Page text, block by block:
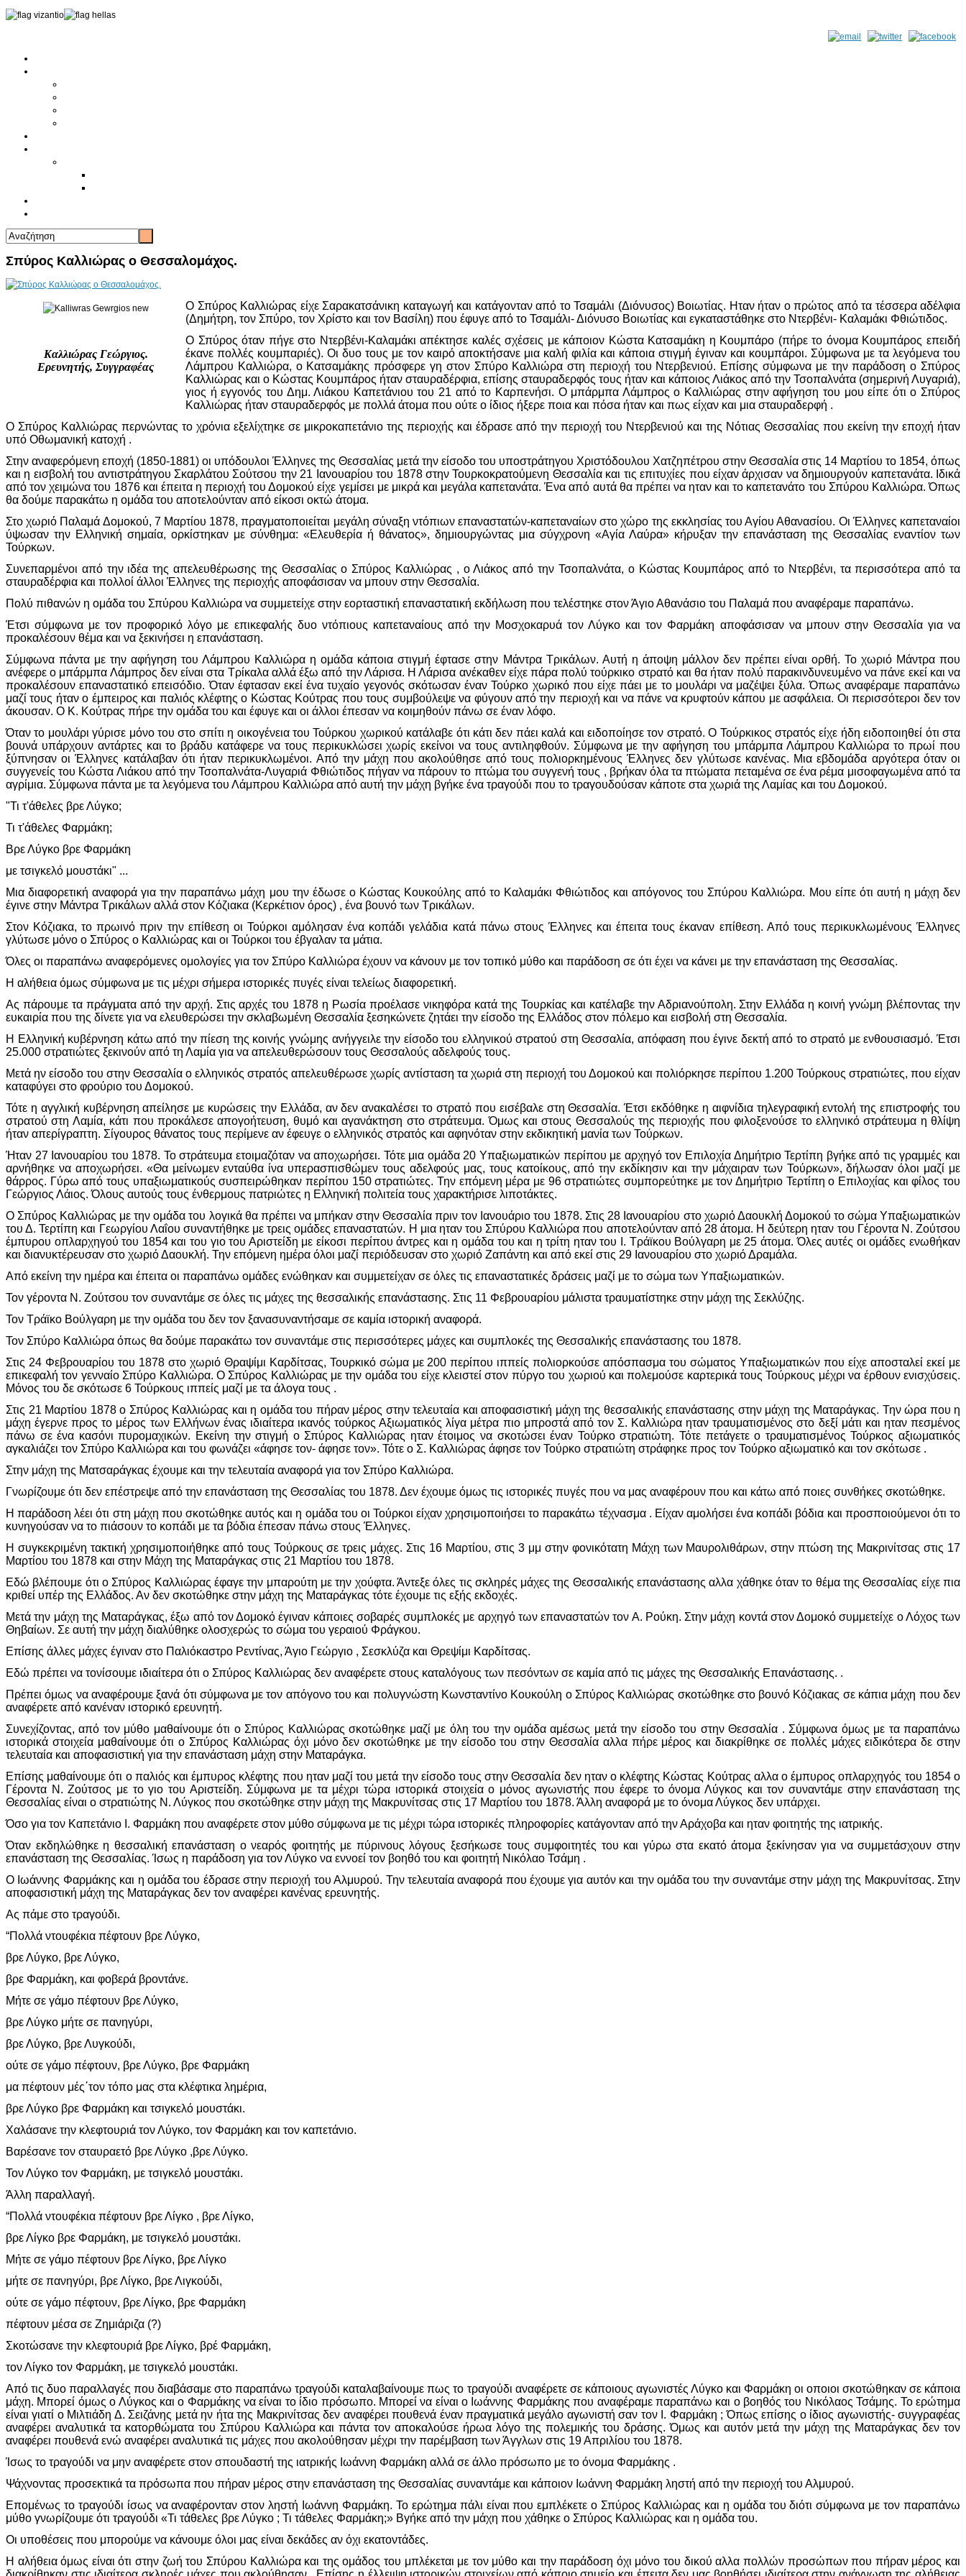
Σπύρος Καλλιώρας ο Θεσσαλομάχος.
Καλλιώρας Γεώργιος.
Ερευνητής, Συγγραφέας
Ο Σπύρος Καλλιώρας είχε Σαρακατσάνικη καταγωγή και κατάγονταν από το Τσαμάλι (Διόνυσος) Βοιωτίας. Ηταν ήταν ο πρώτος από τα τέσσερα αδέλφια
(Δημήτρη, τον Σπύρο, τον Χρίστο και τον Βασίλη) που έφυγε από το Τσαμάλι- Διόνυσο Βοιωτίας και εγκαταστάθηκε στο Ντερβένι- Καλαμάκι Φθιώτιδος.
Ο Σπύρος όταν πήγε στο Ντερβένι-Καλαμάκι απέκτησε καλές σχέσεις με κάποιον Κώστα Κατσαμάκη η Κουμπάρο (πήρε το όνομα Κουμπάρος επειδή
έκανε πολλές κουμπαριές). Οι δυο τους με τον καιρό αποκτήσανε μια καλή φιλία και κάποια στιγμή έγιναν και κουμπάροι. Σύμφωνα με τα λεγόμενα του
Λάμπρου Καλλιώρα, ο Κατσαμάκης πρόσφερε γη στον Σπύρο Καλλιώρα στη περιοχή του Ντερβενιού. Επίσης σύμφωνα με την παράδοση ο Σπύρος
Καλλιώρας και ο Κώστας Κουμπάρος ήταν σταυραδέρφια, επίσης σταυραδερφός τους ήταν και κάποιος Λιάκος από την Τσοπαλνάτα (σημερινή Λυγαριά),
γιος ή εγγονός του Δημ. Λιάκου Καπετάνιου του 21 από το Καρπενήσι. Ο μπάρμπα Λάμπρος ο Καλλιώρας στην αφήγηση του μου είπε ότι ο Σπύρος
Καλλιώρας ήταν σταυραδερφός με πολλά άτομα που ούτε ο ίδιος ήξερε ποια και πόσα ήταν και πως είχαν και μια σταυραδερφή .
Ο Σπύρος Καλλιώρας περνώντας το χρόνια εξελίχτηκε σε μικροκαπετάνιο της περιοχής και έδρασε από την περιοχή του Ντερβενιού και της Νότιας Θεσσαλίας που εκείνη την εποχή ήταν
υπό Οθωμανική κατοχή .
Στην αναφερόμενη εποχή (1850-1881) οι υπόδουλοι Έλληνες της Θεσσαλίας μετά την είσοδο του υποστράτηγου Χριστόδουλου Χατζηπέτρου στην Θεσσαλία στις 14 Μαρτίου το 1854, όπως
και η εισβολή του αντιστράτηγου Σκαρλάτου Σούτσου την 21 Ιανουαρίου του 1878 στην Τουρκοκρατούμενη Θεσσαλία και τις επιτυχίες που είχαν άρχισαν να δημιουργούν καπετανάτα. Ιδικά
από τον χειμώνα του 1876 και έπειτα η περιοχή του Δομοκού είχε γεμίσει με μικρά και μεγάλα καπετανάτα. Ένα από αυτά θα πρέπει να ηταν και το καπετανάτο του Σπύρου Καλλιώρα. Όπως
θα δούμε παρακάτω η ομάδα του αποτελούνταν από είκοσι οκτώ άτομα.
Στο χωριό Παλαμά Δομοκού, 7 Μαρτίου 1878, πραγματοποιείται μεγάλη σύναξη ντόπιων επαναστατών-καπεταναίων στο χώρο της εκκλησίας του Αγίου Αθανασίου. Οι Έλληνες καπεταναίοι
ύψωσαν την Ελληνική σημαία, ορκίστηκαν με σύνθημα: «Ελευθερία ή θάνατος», δημιουργώντας μια σύγχρονη «Αγία Λαύρα» κήρυξαν την επανάσταση της Θεσσαλίας εναντίον των
Τούρκων.
Συνεπαρμένοι από την ιδέα της απελευθέρωσης της Θεσσαλίας ο Σπύρος Καλλιώρας , ο Λιάκος από την Τσοπαλνάτα, ο Κώστας Κουμπάρος από το Ντερβένι, τα περισσότερα από τα
σταυραδέρφια και πολλοί άλλοι Έλληνες της περιοχής αποφάσισαν να μπουν στην Θεσσαλία.
Πολύ πιθανών η ομάδα του Σπύρου Καλλιώρα να συμμετείχε στην εορταστική επαναστατική εκδήλωση που τελέστηκε στον Άγιο Αθανάσιο του Παλαμά που αναφέραμε παραπάνω.
Έτσι σύμφωνα με τον προφορικό λόγο με επικεφαλής δυο ντόπιους καπεταναίους από την Μοσχοκαρυά τον Λύγκο και τον Φαρμάκη αποφάσισαν να μπουν στην Θεσσαλία για να
προκαλέσουν θέμα και να ξεκινήσει η επανάσταση.
Σύμφωνα πάντα με την αφήγηση του Λάμπρου Καλλιώρα η ομάδα κάποια στιγμή έφτασε στην Μάντρα Τρικάλων. Αυτή η άποψη μάλλον δεν πρέπει είναι ορθή. Το χωριό Μάντρα που
ανέφερε ο μπάρμπα Λάμπρος δεν είναι στα Τρίκαλα αλλά έξω από την Λάρισα. Η Λάρισα ανέκαθεν είχε πάρα πολύ τούρκικο στρατό και θα ήταν πολύ παρακινδυνευμένο να πάνε εκεί και να
προκαλέσουν επαναστατικό επεισόδιο. Όταν έφτασαν εκεί ένα τυχαίο γεγονός σκότωσαν έναν Τούρκο χωρικό που είχε πάει με το μουλάρι να μαζέψει ξύλα. Όπως αναφέραμε παραπάνω
μαζί τους ήταν ο έμπειρος και παλιός κλέφτης ο Κώστας Κούτρας που τους συμβούλεψε να φύγουν από την περιοχή και να πάνε να κρυφτούν κάπου με ασφάλεια. Οι περισσότεροι δεν τον
άκουσαν. Ο Κ. Κούτρας πήρε την ομάδα του και έφυγε και οι άλλοι έπεσαν να κοιμηθούν πάνω σε έναν λόφο.
Όταν το μουλάρι γύρισε μόνο του στο σπίτι η οικογένεια του Τούρκου χωρικού κατάλαβε ότι κάτι δεν πάει καλά και ειδοποίησε τον στρατό. Ο Τούρκικος στρατός είχε ήδη ειδοποιηθεί ότι στα
βουνά υπάρχουν αντάρτες και το βράδυ κατάφερε να τους περικυκλώσει χωρίς εκείνοι να τους αντιληφθούν. Σύμφωνα με την αφήγηση του μπάρμπα Λάμπρου Καλλιώρα το πρωί που
ξύπνησαν οι Έλληνες κατάλαβαν ότι ήταν περικυκλωμένοι. Από την μάχη που ακολούθησε από τους πολιορκημένους Έλληνες δεν γλύτωσε κανένας. Μια εβδομάδα αργότερα όταν οι
συγγενείς του Κώστα Λιάκου από την Τσοπαλνάτα-Λυγαριά Φθιώτιδος πήγαν να πάρουν το πτώμα του συγγενή τους , βρήκαν όλα τα πτώματα πεταμένα σε ένα ρέμα μισοφαγωμένα από τα
αγρίμια. Σύμφωνα πάντα με τα λεγόμενα του Λάμπρου Καλλιώρα από αυτή την μάχη βγήκε ένα τραγούδι που το τραγουδούσαν κάποτε στα χωριά της Λαμίας και του Δομοκού.
"Τι τ'άθελες βρε Λύγκο;
Τι τ'άθελες Φαρμάκη;
Βρε Λύγκο βρε Φαρμάκη
με τσιγκελό μουστάκι" ...
Μια διαφορετική αναφορά για την παραπάνω μάχη μου την έδωσε ο Κώστας Κουκούλης από το Καλαμάκι Φθιώτιδος και απόγονος του Σπύρου Καλλιώρα. Μου είπε ότι αυτή η μάχη δεν
έγινε στην Μάντρα Τρικάλων αλλά στον Κόζιακα (Κερκέτιον όρος) , ένα βουνό των Τρικάλων.
Στον Κόζιακα, το πρωινό πριν την επίθεση οι Τούρκοι αμόλησαν ένα κοπάδι γελάδια κατά πάνω στους Έλληνες και έπειτα τους έκαναν επίθεση. Από τους περικυκλωμένους Έλληνες
γλύτωσε μόνο ο Σπύρος ο Καλλιώρας και οι Τούρκοι του έβγαλαν τα μάτια.
Όλες οι παραπάνω αναφερόμενες ομολογίες για τον Σπύρο Καλλιώρα έχουν να κάνουν με τον τοπικό μύθο και παράδοση σε ότι έχει να κάνει με την επανάσταση της Θεσσαλίας.
Η αλήθεια όμως σύμφωνα με τις μέχρι σήμερα ιστορικές πυγές είναι τελείως διαφορετική.
Ας πάρουμε τα πράγματα από την αρχή. Στις αρχές του 1878 η Ρωσία προέλασε νικηφόρα κατά της Τουρκίας και κατέλαβε την Αδριανούπολη. Στην Ελλάδα η κοινή γνώμη βλέποντας την
ευκαιρία που της δίνετε για να ελευθερώσει την σκλαβωμένη Θεσσαλία ξεσηκώνετε ζητάει την είσοδο της Ελλάδος στον πόλεμο και εισβολή στη Θεσσαλία.
Η Ελληνική κυβέρνηση κάτω από την πίεση της κοινής γνώμης ανήγγειλε την είσοδο του ελληνικού στρατού στη Θεσσαλία, απόφαση που έγινε δεκτή από το στρατό με ενθουσιασμό. Έτσι
25.000 στρατιώτες ξεκινούν από τη Λαμία για να απελευθερώσουν τους Θεσσαλούς αδελφούς τους.
Μετά ην είσοδο του στην Θεσσαλία ο ελληνικός στρατός απελευθέρωσε χωρίς αντίσταση τα χωριά στη περιοχή του Δομοκού και πολιόρκησε περίπου 1.200 Τούρκους στρατιώτες, που είχαν
καταφύγει στο φρούριο του Δομοκού.
Τότε η αγγλική κυβέρνηση απείλησε με κυρώσεις την Ελλάδα, αν δεν ανακαλέσει το στρατό που εισέβαλε στη Θεσσαλία. Έτσι εκδόθηκε η αιφνίδια τηλεγραφική εντολή της επιστροφής του
στρατού στη Λαμία, κάτι που προκάλεσε απογοήτευση, θυμό και αγανάκτηση στο στράτευμα. Όμως και στους Θεσσαλούς της περιοχής που φιλοξενούσε το ελληνικό στράτευμα η θλίψη
ήταν απερίγραπτη. Σίγουρος θάνατος τους περίμενε αν έφευγε ο ελληνικός στρατός και αφηνόταν στην εκδικητική μανία των Τούρκων.
Ήταν 27 Ιανουαρίου του 1878. Το στράτευμα ετοιμαζόταν να αποχωρήσει. Τότε μια ομάδα 20 Υπαξιωματικών περίπου με αρχηγό τον Επιλοχία Δημήτριο Τερτίπη βγήκε από τις γραμμές και
αρνήθηκε να αποχωρήσει. «Θα μείνωμεν ενταύθα ίνα υπερασπισθώμεν τους αδελφούς μας, τους κατοίκους, από την εκδίκησιν και την μάχαιραν των Τούρκων», δήλωσαν όλοι μαζί με
θάρρος. Γύρω από τους υπαξιωματικούς συσπειρώθηκαν περίπου 150 στρατιώτες. Την επόμενη μέρα με 96 στρατιώτες συμπορεύτηκε με τον Δημήτριο Τερτίπη ο Επιλοχίας και φίλος του
Γεώργιος Λάιος. Όλους αυτούς τους ένθερμους πατριώτες η Ελληνική πολιτεία τους χαρακτήρισε λιποτάκτες.
Ο Σπύρος Καλλιώρας με την ομάδα του λογικά θα πρέπει να μπήκαν στην Θεσσαλία πριν τον Ιανουάριο του 1878. Στις 28 Ιανουαρίου στο χωριό Δαουκλή Δομοκού το σώμα Υπαξιωματικών
του Δ. Τερτίπη και Γεωργίου Λαΐου συναντήθηκε με τρεις ομάδες επαναστατών. Η μια ηταν του Σπύρου Καλλιώρα που αποτελούνταν από 28 άτομα. Η δεύτερη ηταν του Γέροντα Ν. Ζούτσου
έμπυρου οπλαρχηγού του 1854 και του γιο του Αριστείδη με είκοσι περίπου άντρες και η ομάδα του και η τρίτη ηταν του Ι. Τράϊκου Βούλγαρη με 25 άτομα. Όλες αυτές οι ομάδες ενωθήκαν
και διανυκτέρευσαν στο χωριό Δαουκλή. Την επόμενη ημέρα όλοι μαζί περιόδευσαν στο χωριό Ζαπάντη και από εκεί στις 29 Ιανουαρίου στο χωριό Δραμάλα.
Από εκείνη την ημέρα και έπειτα οι παραπάνω ομάδες ενώθηκαν και συμμετείχαν σε όλες τις επαναστατικές δράσεις μαζί με το σώμα των Υπαξιωματικών.
Τον γέροντα Ν. Ζούτσου τον συναντάμε σε όλες τις μάχες της θεσσαλικής επανάστασης. Στις 11 Φεβρουαρίου μάλιστα τραυματίστηκε στην μάχη της Σεκλύζης.
Τον Τράϊκο Βούλγαρη με την ομάδα του δεν τον ξανασυναντήσαμε σε καμία ιστορική αναφορά.
Τον Σπύρο Καλλιώρα όπως θα δούμε παρακάτω τον συναντάμε στις περισσότερες μάχες και συμπλοκές της Θεσσαλικής επανάστασης του 1878.
Στις 24 Φεβρουαρίου του 1878 στο χωριό Θραψίμι Καρδίτσας, Τουρκικό σώμα με 200 περίπου ιππείς πολιορκούσε απόσπασμα του σώματος Υπαξιωματικών που είχε αποσταλεί εκεί με
επικεφαλή τον γενναίο Σπύρο Καλλιώρα. Ο Σπύρος Καλλιώρας με την ομάδα του είχε κλειστεί στον πύργο του χωριού και πολεμούσε καρτερικά τους Τούρκους μέχρι να έρθουν ενισχύσεις.
Μόνος του δε σκότωσε 6 Τούρκους ιππείς μαζί με τα άλογα τους .
Στις 21 Μαρτίου 1878 ο Σπύρος Καλλιώρας και η ομάδα του πήραν μέρος στην τελευταία και αποφασιστική μάχη της θεσσαλικής επανάστασης στην μάχη της Ματαράγκας. Την ώρα που η
μάχη έγερνε προς το μέρος των Ελλήνων ένας ιδιαίτερα ικανός τούρκος Αξιωματικός λίγα μέτρα πιο μπροστά από τον Σ. Καλλιώρα ηταν τραυματισμένος στο δεξί μάτι και ηταν πεσμένος
πάνω σε ένα κασόνι πυρομαχικών. Εκείνη την στιγμή ο Σπύρος Καλλιώρας ηταν έτοιμος να σκοτώσει έναν Τούρκο στρατιώτη. Τότε πετάγετε ο τραυματισμένος Τούρκος αξιωματικός
αγκαλιάζει τον Σπύρο Καλλιώρα και του φωνάζει «άφησε τον- άφησε τον». Τότε ο Σ. Καλλιώρας άφησε τον Τούρκο στρατιώτη στράφηκε προς τον Τούρκο αξιωματικό και τον σκότωσε .
Στην μάχη της Ματσαράγκας έχουμε και την τελευταία αναφορά για τον Σπύρο Καλλιώρα.
Γνωρίζουμε ότι δεν επέστρεψε από την επανάσταση της Θεσσαλίας του 1878. Δεν έχουμε όμως τις ιστορικές πυγές που να μας αναφέρουν που και κάτω από ποιες συνθήκες σκοτώθηκε.
Η παράδοση λέει ότι στη μάχη που σκοτώθηκε αυτός και η ομάδα του οι Τούρκοι είχαν χρησιμοποιήσει το παρακάτω τέχνασμα . Είχαν αμολήσει ένα κοπάδι βόδια και προσποιούμενοι ότι το
κυνηγούσαν να το πιάσουν το κοπάδι με τα βόδια έπεσαν πάνω στους Έλληνες.
Η συγκεκριμένη τακτική χρησιμοποιήθηκε από τους Τούρκους σε τρεις μάχες. Στις 16 Μαρτίου, στις 3 μμ στην φονικότατη Μάχη των Μαυρολιθάρων, στην πτώση της Μακρινίτσας στις 17
Μαρτίου του 1878 και στην Μάχη της Ματαράγκας στις 21 Μαρτίου του 1878.
Εδώ βλέπουμε ότι ο Σπύρος Καλλιώρας έφαγε την μπαρούτη με την χούφτα. Άντεξε όλες τις σκληρές μάχες της Θεσσαλικής επανάστασης αλλα χάθηκε όταν το θέμα της Θεσσαλίας είχε πια
κριθεί υπέρ της Ελλάδος. Αν δεν σκοτώθηκε στην μάχη της Ματαράγκας τότε έχουμε τις εξής εκδοχές.
Μετά την μάχη της Ματαράγκας, έξω από τον Δομοκό έγιναν κάποιες σοβαρές συμπλοκές με αρχηγό των επαναστατών τον Α. Ρούκη. Στην μάχη κοντά στον Δομοκό συμμετείχε ο Λόχος των
Θηβαίων. Σε αυτή την μάχη διαλύθηκε ολοσχερώς το σώμα του γεραιού Φράγκου.
Επίσης άλλες μάχες έγιναν στο Παλιόκαστρο Ρεντίνας, Άγιο Γεώργιο , Σεσκλύζα και Θρεψίμι Καρδίτσας.
Εδώ πρέπει να τονίσουμε ιδιαίτερα ότι ο Σπύρος Καλλιώρας δεν αναφέρετε στους καταλόγους των πεσόντων σε καμία από τις μάχες της Θεσσαλικής Επανάστασης. .
Πρέπει όμως να αναφέρουμε ξανά ότι σύμφωνα με τον απόγονο του και πολυγνώστη Κωνσταντίνο Κουκούλη ο Σπύρος Καλλιώρας σκοτώθηκε στο βουνό Κόζιακας σε κάπια μάχη που δεν
αναφέρετε από κανέναν ιστορικό ερευνητή.
Συνεχίζοντας, από τον μύθο μαθαίνουμε ότι ο Σπύρος Καλλιώρας σκοτώθηκε μαζί με όλη του την ομάδα αμέσως μετά την είσοδο του στην Θεσσαλία . Σύμφωνα όμως με τα παραπάνω
ιστορικά στοιχεία μαθαίνουμε ότι ο Σπύρος Καλλιώρας όχι μόνο δεν σκοτώθηκε με την είσοδο του στην Θεσσαλία αλλα πήρε μέρος και διακρίθηκε σε πολλές μάχες ειδικότερα δε στην
τελευταία και αποφασιστική για την επανάσταση μάχη στην Ματαράγκα.
Επίσης μαθαίνουμε ότι ο παλιός και έμπυρος κλέφτης που ηταν μαζί του μετά την είσοδο τους στην Θεσσαλία δεν ηταν ο κλέφτης Κώστας Κούτρας αλλα ο έμπυρος οπλαρχηγός του 1854 ο
Γέροντα Ν. Ζούτσος με το γιο του Αριστείδη. Σύμφωνα με τα μέχρι τώρα ιστορικά στοιχεία ο μόνος αγωνιστής που έφερε το όνομα Λύγκος και τον συναντάμε στην επανάσταση της
Θεσσαλίας είναι ο στρατιώτης Ν. Λύγκος που σκοτώθηκε στην μάχη της Μακρυνίτσας στις 17 Μαρτίου του 1878. Άλλη αναφορά με το όνομα Λύγκος δεν υπάρχει.
Όσο για τον Καπετάνιο Ι. Φαρμάκη που αναφέρετε στον μύθο σύμφωνα με τις μέχρι τώρα ιστορικές πληροφορίες κατάγονταν από την Αράχοβα και ηταν φοιτητής της ιατρικής.
Όταν εκδηλώθηκε η θεσσαλική επανάσταση ο νεαρός φοιτητής με πύρινους λόγους ξεσήκωσε τους συμφοιτητές του και γύρω στα εκατό άτομα ξεκίνησαν για να συμμετάσχουν στην
επανάσταση της Θεσσαλίας. Ίσως η παράδοση για τον Λύγκο να εννοεί τον βοηθό του και φοιτητή Νικόλαο Τσάμη .
Ο Ιωάννης Φαρμάκης και η ομάδα του έδρασε στην περιοχή του Αλμυρού. Την τελευταία αναφορά που έχουμε για αυτόν και την ομάδα του την συναντάμε στην μάχη της Μακρυνίτσας. Στην
αποφασιστική μάχη της Ματαράγκας δεν τον αναφέρει κανένας ερευνητής.
Ας πάμε στο τραγούδι.
“Πολλά ντουφέκια πέφτουν βρε Λύγκο,
βρε Λύγκο, βρε Λύγκο,
βρε Φαρμάκη, και φοβερά βροντάνε.
Μήτε σε γάμο πέφτουν βρε Λύγκο,
βρε Λύγκο μήτε σε πανηγύρι,
βρε Λύγκο, βρε Λυγκούδι,
ούτε σε γάμο πέφτουν, βρε Λύγκο, βρε Φαρμάκη
μα πέφτουν μές΄τον τόπο μας στα κλέφτικα λημέρια,
βρε Λύγκο βρε Φαρμάκη και τσιγκελό μουστάκι.
Χαλάσανε την κλεφτουριά τον Λύγκο, τον Φαρμάκη και τον καπετάνιο.
Βαρέσανε τον σταυραετό βρε Λύγκο ,βρε Λύγκο.
Τον Λύγκο τον Φαρμάκη, με τσιγκελό μουστάκι.
Άλλη παραλλαγή.
“Πολλά ντουφέκια πέφτουν βρε Λίγκο , βρε Λίγκο,
βρε Λίγκο βρε Φαρμάκη, με τσιγκελό μουστάκι.
Μήτε σε γάμο πέφτουν βρε Λίγκο, βρε Λίγκο
μήτε σε πανηγύρι, βρε Λίγκο, βρε Λιγκούδι,
ούτε σε γάμο πέφτουν, βρε Λίγκο, βρε Φαρμάκη
πέφτουν μέσα σε Ζημιάριζα (?)
Σκοτώσανε την κλεφτουριά βρε Λίγκο, βρέ Φαρμάκη,
τον Λίγκο τον Φαρμάκη, με τσιγκελό μουστάκι.
Από τις δυο παραλλαγές που διαβάσαμε στο παραπάνω τραγούδι καταλαβαίνουμε πως το τραγούδι αναφέρετε σε κάποιους αγωνιστές Λύγκο και Φαρμάκη οι οποιοι σκοτώθηκαν σε κάποια
μάχη. Μπορεί όμως ο Λύγκος και ο Φαρμάκης να είναι το ίδιο πρόσωπο. Μπορεί να είναι ο Ιωάννης Φαρμάκης που αναφέραμε παραπάνω και ο βοηθός του Νικόλαος Τσάμης. Το ερώτημα
είναι γιατί ο Μιλτιάδη Δ. Σειζάνης μετά ην ήτα της Μακρινίτσας δεν αναφέρει πουθενά έναν πραγματικά μεγάλο αγωνιστή σαν τον Ι. Φαρμάκη ; Όπως επίσης ο ίδιος αγωνιστής- συγγραφέας
αναφέρει αναλυτικά τα κατορθώματα του Σπύρου Καλλιώρα και πάντα τον αποκαλούσε ήρωα λόγο της πολεμικής του δράσης. Όμως και αυτόν μετά την μάχη της Ματαράγκας δεν τον
αναφέρει πουθενά ενώ αναφέρει αναλυτικά τις μάχες που ακολούθησαν μέχρι την παρέμβαση των Άγγλων στις 19 Απριλίου του 1878.
Ίσως το τραγούδι να μην αναφέρετε στον σπουδαστή της ιατρικής Ιωάννη Φαρμάκη αλλά σε άλλο πρόσωπο με το όνομα Φαρμάκης .
Ψάχνοντας προσεκτικά τα πρόσωπα που πήραν μέρος στην επανάσταση της Θεσσαλίας συναντάμε και κάποιον Ιωάννη Φαρμάκη ληστή από την περιοχή του Αλμυρού.
Επομένως το τραγούδι ίσως να αναφέρονταν στον ληστή Ιωάννη Φαρμάκη. Το ερώτημα πάλι είναι που εμπλέκετε ο Σπύρος Καλλιώρας και η ομάδα του διότι σύμφωνα με τον παραπάνω
μύθο γνωρίζουμε ότι τραγούδι «Τι τάθελες βρε Λύγκο ; Τι τάθελες Φαρμάκη;» Βγήκε από την μάχη που χάθηκε ο Σπύρος Καλλιώρας και η ομάδα του.
Οι υποθέσεις που μπορούμε να κάνουμε όλοι μας είναι δεκάδες αν όχι εκατοντάδες.
Η αλήθεια όμως είναι ότι στην ζωή του Σπύρου Καλλιώρα και της ομάδος του μπλέκεται με τον μύθο και την παράδοση όχι μόνο του δικού αλλα πολλών προσώπων που πήραν μέρος και